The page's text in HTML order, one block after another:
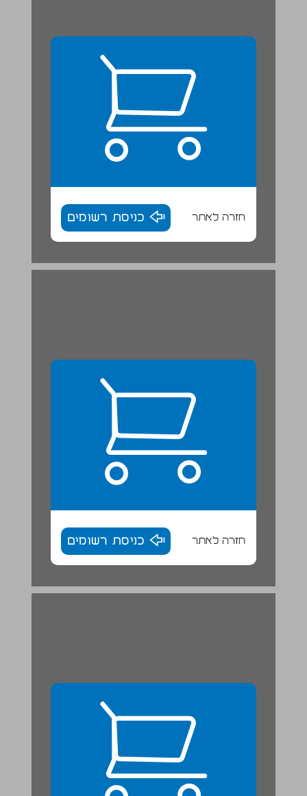
חזרה לאתר כניסת רשומים
חזרה לאתר כניסת רשומים